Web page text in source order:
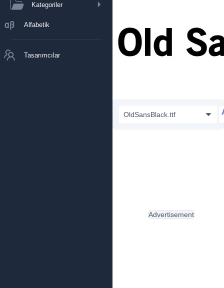
Kategoriler
Alfabetik
Tasarımcılar
OldSansBlack.ttf
Advertisement